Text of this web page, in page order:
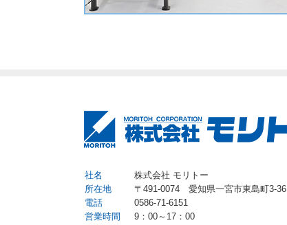
社名
株式会社 モリトー
所在地
〒491-0074 愛知県一宮市東島町3-36
電話
0586-71-6151
営業時間
9：00～17：00